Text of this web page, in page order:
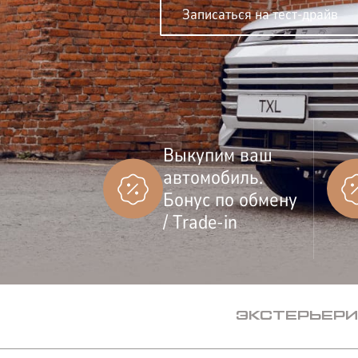
СТРАХОВАНИЕ
Записаться на тест-драйв
Выкупим ваш
автомобиль.
Бонус по обмену
/ Trade-in
ЭКСТЕРЬЕР